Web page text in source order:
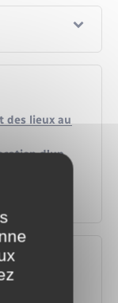
des lieux au
d'un
et